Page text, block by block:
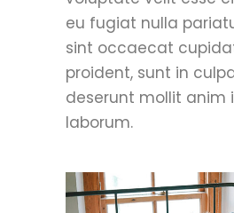
eu fugiat nulla
sint occaecat
proident, sunt in
deserunt mollit anim
laborum.